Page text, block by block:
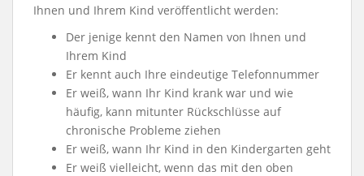
Ihnen und Ihrem Kind veröffentlicht werden:
Der jenige kennt den Namen von Ihnen und
Ihrem Kind
Er kennt auch Ihre eindeutige Telefonnummer
Er weiß, wann Ihr Kind krank war und wie
häufig, kann mitunter Rückschlüsse auf
chronische Probleme ziehen
Er weiß, wann Ihr Kind in den Kindergarten geht
Er weiß vielleicht, wenn das mit den oben